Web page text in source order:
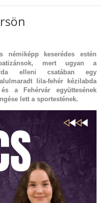
némiképp keserédes estén
mert ugyan a
elleni csatában egy
lila-fehér kézilabda
a Fehérvár együttesének
lett a sportestének.